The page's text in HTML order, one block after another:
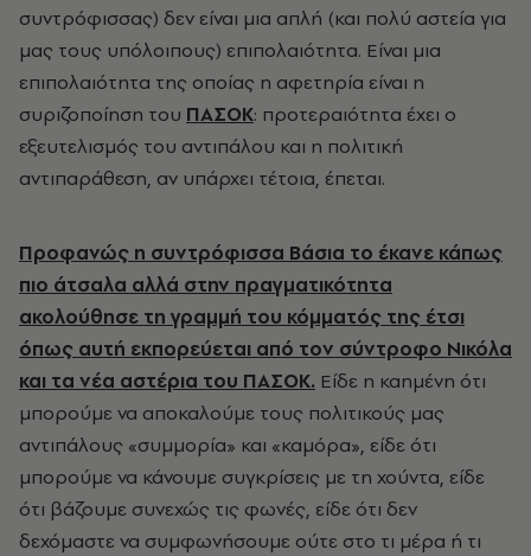
συντρόφισσας) δεν είναι μια απλή (και πολύ αστεία για
μας τους υπόλοιπους) επιπολαιότητα. Είναι μια
επιπολαιότητα της οποίας η αφετηρία είναι η
συριζοποίηση του ΠΑΣΟΚ: προτεραιότητα έχει ο
εξευτελισμός του αντιπάλου και η πολιτική
αντιπαράθεση, αν υπάρχει τέτοια, έπεται.
Προφανώς η συντρόφισσα Βάσια το έκανε κάπως
πιο άτσαλα αλλά στην πραγματικότητα
ακολούθησε τη γραμμή του κόμματός της έτσι
όπως αυτή εκπορεύεται από τον σύντροφο Νικόλα
και τα νέα αστέρια του ΠΑΣΟΚ. Είδε η καημένη ότι
μπορούμε να αποκαλούμε τους πολιτικούς μας
αντιπάλους «συμμορία» και «καμόρα», είδε ότι
μπορούμε να κάνουμε συγκρίσεις με τη χούντα, είδε
ότι βάζουμε συνεχώς τις φωνές, είδε ότι δεν
δεχόμαστε να συμφωνήσουμε ούτε στο τι μέρα ή τι